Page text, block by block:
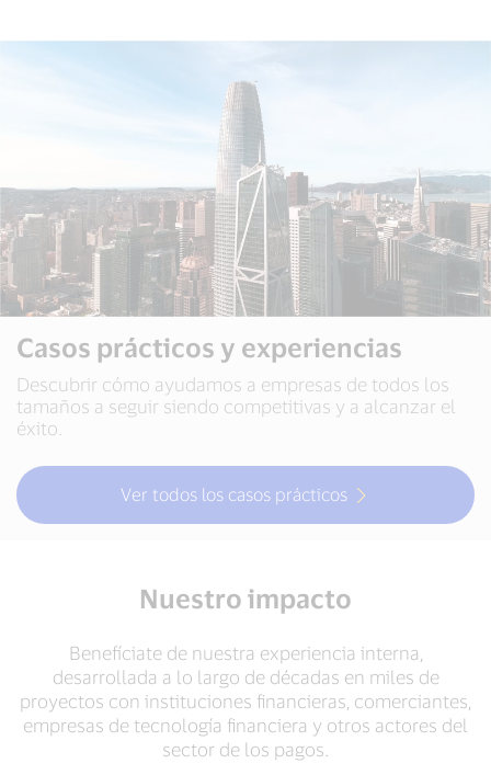
Casos prácticos y experiencias
Descubrir cómo ayudamos a empresas de todos los
tamaños a seguir siendo competitivas y a alcanzar el
éxito.
Ver todos los casos prácticos
Nuestro impacto
Benefíciate de nuestra experiencia interna,
desarrollada a lo largo de décadas en miles de
proyectos con instituciones financieras, comerciantes,
empresas de tecnología financiera y otros actores del
sector de los pagos.